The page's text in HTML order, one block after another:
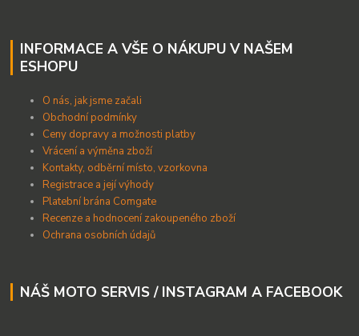
INFORMACE A VŠE O NÁKUPU V NAŠEM
ESHOPU
O nás, jak jsme začali
Obchodní podmínky
Ceny dopravy a možnosti platby
Vrácení a výměna zboží
Kontakty, odběrní místo, vzorkovna
Registrace a její výhody
Platební brána Comgate
Recenze a hodnocení zakoupeného zboží
Ochrana osobních údajů
NÁŠ MOTO SERVIS / INSTAGRAM A FACEBOOK